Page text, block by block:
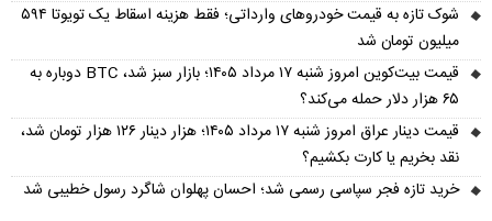
شوک تازه به قیمت خودروهای وارداتی؛ فقط هزینه اسقاط یک تویوتا ۵۹۴
میلیون تومان شد
قیمت بیت‌کوین امروز شنبه ۱۷ مرداد ۱۴۰۵؛ بازار سبز شد، BTC دوباره به
۶۵ هزار دلار حمله می‌کند؟
قیمت دینار عراق امروز شنبه ۱۷ مرداد ۱۴۰۵؛ هزار دینار ۱۲۶ هزار تومان شد،
نقد بخریم یا کارت بکشیم؟
خرید تازه فجر سپاسی رسمی شد؛ احسان پهلوان شاگرد رسول خطیبی شد